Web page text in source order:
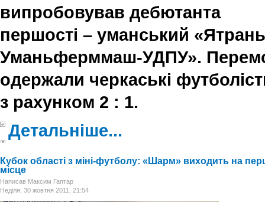
випробовував дебютанта
першості – уманський
Уманьферммаш-УДПУ».
одержали черкаські
з рахунком 2 : 1.
Детальніше...
Кубок області з міні-футболу: «Шарм» виходить на
місце
Написав Максим Гаптар
Неділя, 30 жовтня 2011, 21:54